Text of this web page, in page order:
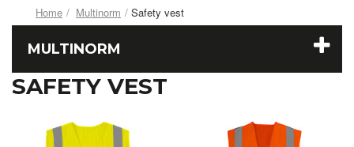
Home Multinorm Safety vest
MULTINORM
SAFETY VEST